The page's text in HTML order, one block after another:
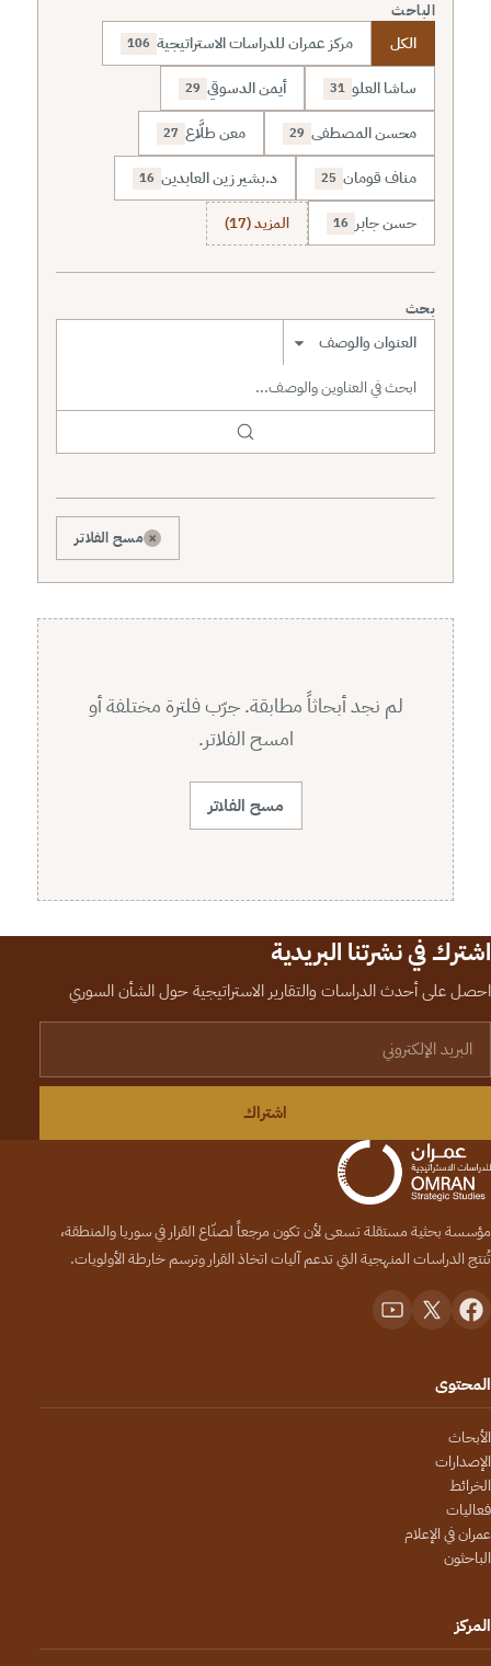
الباحث
الكل مركز عمران للدراسات الاستراتيجية 106
ساشا العلو 31 أيمن الدسوقي 29
محسن المصطفى 29 معن طلَّاع 27
مناف قومان 25 د.بشير زين العابدين 16
حسن جابر 16 المزيد (17)
بحث
نطاق البحث
× مسح الفلاتر
لم نجد أبحاثاً مطابقة. جرّب فلترة مختلفة أو
امسح الفلاتر.
مسح الفلاتر
اشترك في نشرتنا البريدية
احصل على أحدث الدراسات والتقارير الاستراتيجية حول الشأن السوري
اشتراك
مؤسسة بحثية مستقلة تسعى لأن تكون مرجعاً لصنّاع القرار في سوريا والمنطقة،
تُنتج الدراسات المنهجية التي تدعم آليات اتخاذ القرار وترسم خارطة الأولويات.
المحتوى
الأبحاث
الإصدارات
الخرائط
فعاليات
عمران في الإعلام
الباحثون
المركز